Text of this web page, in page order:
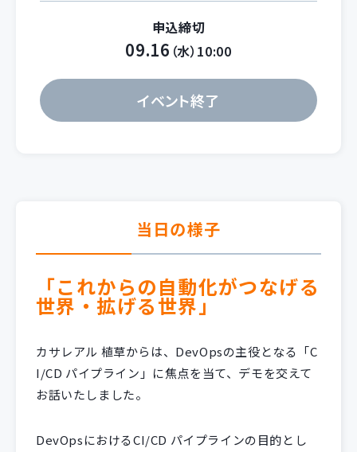
申込締切
09.16 （水）10:00
イベント終了
当日の様子
「これからの自動化がつなげる
世界・拡げる世界」
カサレアル 植草からは、DevOpsの主役となる「C
I/CD パイプライン」に焦点を当て、デモを交えて
お話いたしました。
DevOpsにおけるCI/CD パイプラインの目的とし